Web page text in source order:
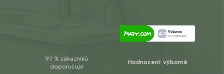
97 % zákazníků
doporučuje
Hodnocení: výborné